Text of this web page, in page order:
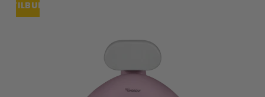
TILBUDUDSOLGT